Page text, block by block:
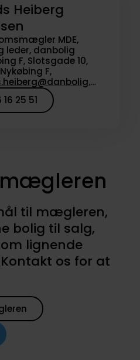
Heiberg
MDE,
leder, danbolig
F, Slotsgade 10,
F,
mads.heiberg@danbolig.dk
16 25 51
til mægleren,
bolig til salg,
lignende
os for at